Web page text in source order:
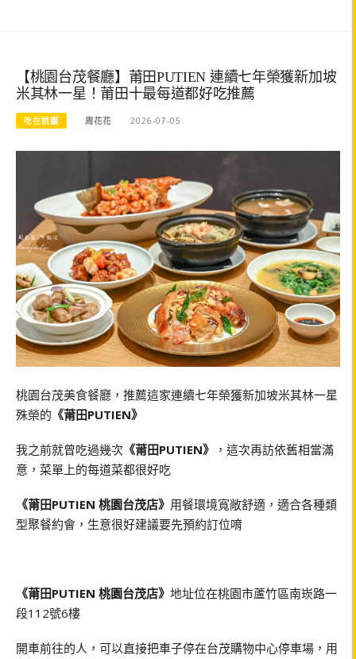
【桃園台茂餐廳】莆田PUTIEN 連續七年榮獲新加坡
米其林一星！莆田十最每道都好吃推薦
吃在桃園 周花花 2026-07-05
桃園台茂美食餐廳，推薦這家連續七年榮獲新加坡米其林一星
殊榮的 《莆田PUTIEN》
我之前就曾吃過幾次 《莆田PUTIEN》
，這次再訪依舊相當滿
意，菜單上的每道菜都很好吃
《莆田PUTIEN 桃園台茂店》 用餐環境寬敞舒適，適合各種類
型聚餐約會，生意很好建議要先預約訂位唷
《莆田PUTIEN 桃園台茂店》 地址位在桃園市蘆竹區南崁路一
段112號6樓
開車前往的人，可以直接把車子停在台茂購物中心停車場，用